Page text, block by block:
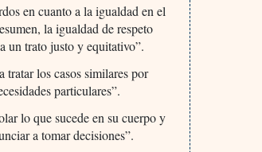
en cuanto a la igualdad en el
la igualdad de respeto
un trato justo y equitativo”.
tratar los casos similares por
particulares”.
lo que sucede en su cuerpo y
a tomar decisiones”.